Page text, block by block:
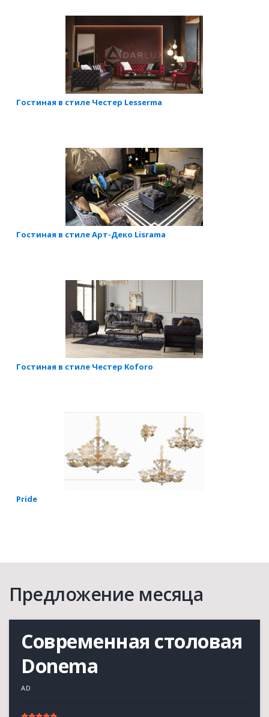
Гостиная в стиле Честер Lesserma
Гостиная в стиле Арт-Деко Lisrama
Гостиная в стиле Честер Koforo
Pride
Предложение месяца
Современная столовая
Donema
AD